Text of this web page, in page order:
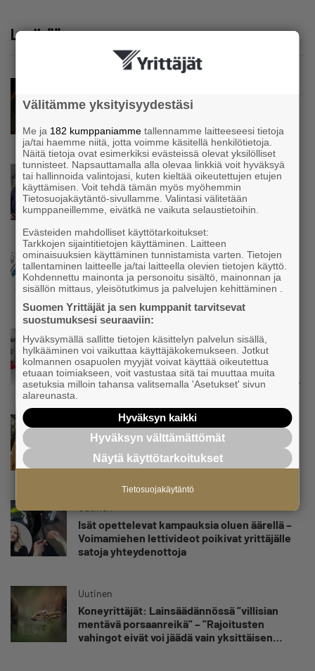
Lue lisää
Pirkanmaan Yrittäjät: YEL-uudistuksen
suunta on oikea – ajantasaiset tulotiedot
käyttöön ja työtulo työpanoksen mukaan
Uutinen
Parikkalassa toimii yhä liike, jollainen alkaa
olla muualla harvinaisuus – Yrittäjä Hilkka
Myllylä tuntee asiakkaidensa jalat kuin
omansa
Uutinen
Nämä yritykset nousivat AAA-luokkaan –
Katso lista
Uutinen
Kolmesta syövästä, uupumuksista ja
syömishäiriöstä selvinnyt Mira Rinne: ”Kun
olen katsonut useasti kuolemaa silmiin, olen
kuuluvaa epävarmuutta”
Siivousyrittäjän työntekijä joutuu
matkustamaan yli 300 kilometriä
suorittaakseen ajokortin – ”Ei aja syrjäseudun
Isät opettelevat kampauksia oluen äärellä –
Voimamiehen lettivideot poikivat yrittäjälle
satoja yhteydenottoja
Uutinen
Koneyrittäjät: Lainsäädännössä ”villisian
mentävä porsaanreikä” – ”Rajoitusten
vahingot eivät voi jäädä vain yksittäisen
Välitämme yksityisyydestäsi
Me ja 182 kumppaniamme tallennamme laitteeseesi tietoja
ja/tai haemme niitä, jotta voimme käsitellä henkilötietoja.
Näitä tietoja ovat esimerkiksi evästeissä olevat yksilölliset
tunnisteet. Napsauttamalla alla olevaa linkkiä voit hyväksyä
tai hallinnoida valintojasi, kuten kieltää oikeutettujen etujen
käyttämisen. Voit tehdä tämän myös myöhemmin
Tietosuojakäytäntö-sivullamme. Valintasi välitetään
kumppaneillemme, eivätkä ne vaikuta selaustietoihin.
Evästeiden mahdolliset käyttötarkoitukset:
Tarkkojen sijaintitietojen käyttäminen. Laitteen
ominaisuuksien käyttäminen tunnistamista varten. Tietojen
tallentaminen laitteelle ja/tai laitteella olevien tietojen käyttö.
Kohdennettu mainonta ja personoitu sisältö, mainonnan ja
sisällön mittaus, yleisötutkimus ja palvelujen kehittäminen .
Suomen Yrittäjät ja sen kumppanit tarvitsevat
suostumuksesi seuraaviin:
Hyväksymällä sallitte tietojen käsittelyn palvelun sisällä,
hylkääminen voi vaikuttaa käyttäjäkokemukseen. Jotkut
kolmannen osapuolen myyjät voivat käyttää oikeutettua
etuaan toimiakseen, voit vastustaa sitä tai muuttaa muita
asetuksia milloin tahansa valitsemalla 'Asetukset' sivun
alareunasta.
Hyväksyn kaikki
Hyväksyn välttämättömät
Näytä käyttötarkoitukset
Tietosuojakäytäntö